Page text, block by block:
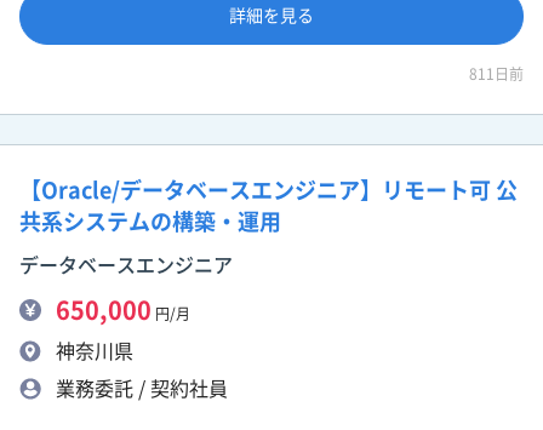
詳細を見る
811日前
【Oracle/データベースエンジニア】リモート可 公
共系システムの構築・運用
データベースエンジニア
650,000 円/月
神奈川県
業務委託 / 契約社員